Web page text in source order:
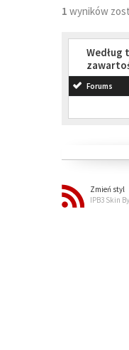
1 wyników
Według
Forums
Zmień styl
IPB3 Skin